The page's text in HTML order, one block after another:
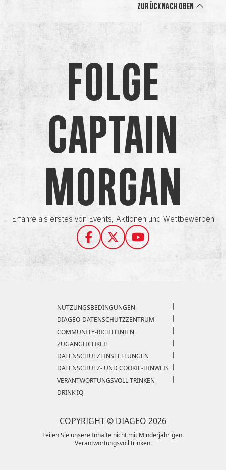
Zurück nach oben
Folge
Captain
Morgan
Erfahre als erstes von Events, Aktionen und Wettbewerben
Compliance Footer
NUTZUNGSBEDINGUNGEN
DIAGEO-DATENSCHUTZZENTRUM
COMMUNITY-RICHTLINIEN
ZUGÄNGLICHKEIT
DATENSCHUTZEINSTELLUNGEN
DATENSCHUTZ- UND COOKIE-HINWEIS
VERANTWORTUNGSVOLL TRINKEN
DRINK IQ
Teilen Sie unsere Inhalte nicht mit Minderjährigen.
Verantwortungsvoll trinken.
COPYRIGHT © DIAGEO 2026